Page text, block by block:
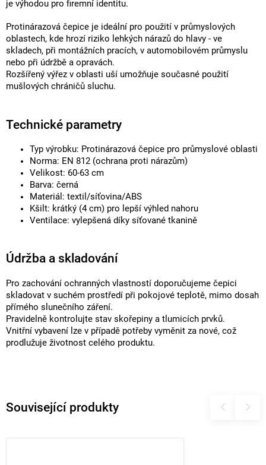
Související produkty
je výhodou pro firemní identitu.
Protinárazová čepice je ideální pro použití v průmyslových
oblastech, kde hrozí riziko lehkých nárazů do hlavy - ve
skladech, při montážních pracích, v automobilovém průmyslu
nebo při údržbě a opravách.
Rozšířený výřez v oblasti uší umožňuje současné použití
mušlových chráničů sluchu.
Technické parametry
Typ výrobku: Protinárazová čepice pro průmyslové oblasti
Norma: EN 812 (ochrana proti nárazům)
Velikost: 60-63 cm
Barva: černá
Materiál: textil/síťovina/ABS
Kšilt: krátký (4 cm) pro lepší výhled nahoru
Ventilace: vylepšená díky síťované tkanině
Údržba a skladování
Pro zachování ochranných vlastností doporučujeme čepici
skladovat v suchém prostředí při pokojové teplotě, mimo dosah
přímého slunečního záření.
Pravidelně kontrolujte stav skořepiny a tlumicích prvků.
Vnitřní vybavení lze v případě potřeby vyměnit za nové, což
prodlužuje životnost celého produktu.